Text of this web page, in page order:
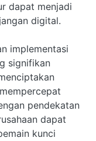
dapat menjadi
digital.
implementasi
signifikan
pendekatan
dapat
kunci